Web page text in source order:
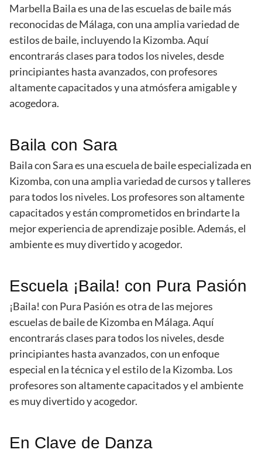
Marbella Baila es una de las escuelas de baile más
reconocidas de Málaga, con una amplia variedad de
estilos de baile, incluyendo la Kizomba. Aquí
encontrarás clases para todos los niveles, desde
principiantes hasta avanzados, con profesores
altamente capacitados y una atmósfera amigable y
acogedora.
Baila con Sara
Baila con Sara es una escuela de baile especializada en
Kizomba, con una amplia variedad de cursos y talleres
para todos los niveles. Los profesores son altamente
capacitados y están comprometidos en brindarte la
mejor experiencia de aprendizaje posible. Además, el
ambiente es muy divertido y acogedor.
Escuela ¡Baila! con Pura Pasión
¡Baila! con Pura Pasión es otra de las mejores
escuelas de baile de Kizomba en Málaga. Aquí
encontrarás clases para todos los niveles, desde
principiantes hasta avanzados, con un enfoque
especial en la técnica y el estilo de la Kizomba. Los
profesores son altamente capacitados y el ambiente
es muy divertido y acogedor.
En Clave de Danza